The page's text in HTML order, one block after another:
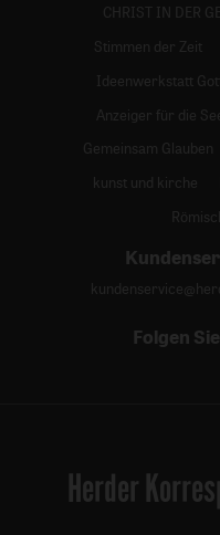
CHRIST IN DER
Stimmen der Zeit
Ideenwerkstatt
Anzeiger für die
Gemeinsam Glauben
kunst und kirche
Folgen
Herder